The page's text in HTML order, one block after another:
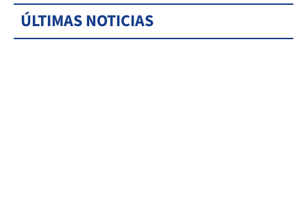
ÚLTIMAS NOTICIAS